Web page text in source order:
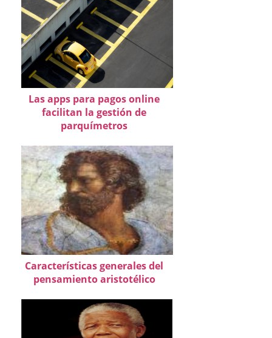
Las apps para pagos online
facilitan la gestión de
parquímetros
Características generales del
pensamiento aristotélico